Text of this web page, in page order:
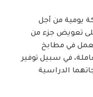
يومية من أجل
تعويض جزء من
في مطابخ
في سبيل توفير
الدراسية